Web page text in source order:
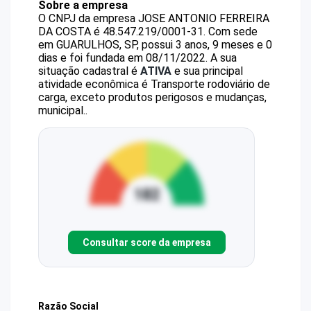
Sobre a empresa
O CNPJ da empresa JOSE ANTONIO FERREIRA
DA COSTA é 48.547.219/0001-31. Com sede
em GUARULHOS, SP, possui 3 anos, 9 meses e 0
dias e foi fundada em 08/11/2022. A sua
situação cadastral é ATIVA e sua principal
atividade econômica é Transporte rodoviário de
carga, exceto produtos perigosos e mudanças,
municipal..
Consultar score da empresa
Razão Social